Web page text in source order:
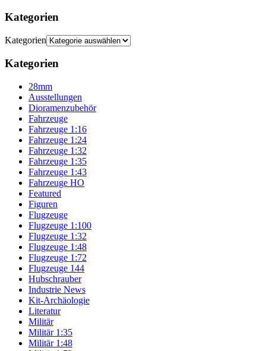
Kategorien
Kategorien
Kategorien
28mm
Ausstellungen
Dioramenzubehör
Fahrzeuge
Fahrzeuge 1:16
Fahrzeuge 1:24
Fahrzeuge 1:32
Fahrzeuge 1:35
Fahrzeuge 1:43
Fahrzeuge HO
Featured
Figuren
Flugzeuge
Flugzeuge 1:100
Flugzeuge 1:32
Flugzeuge 1:48
Flugzeuge 1:72
Flugzeuge 144
Hubschrauber
Industrie News
Kit-Archäologie
Literatur
Militär
Militär 1:35
Militär 1:48